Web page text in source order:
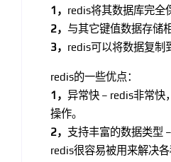
1， redis将其数据库完全
2， 与其它键值数据存储
3， redis可以将数据复制
redis的一些优点：
1， 异常快 – redis非常快
操作。
2， 支持丰富的数据类型
redis很容易被用来解决